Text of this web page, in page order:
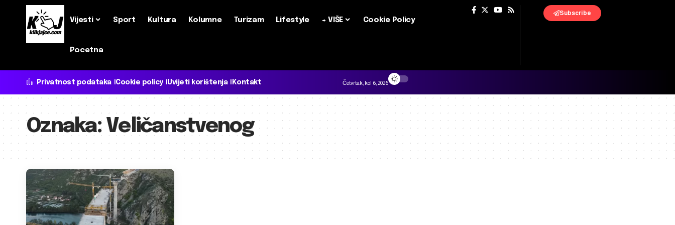
Vijesti Sport Kultura Kolumne Turizam Lifestyle + VIŠE Cookie Policy
Pocetna
Subscribe
Privatnost podataka Cookie policy Uvijeti korištenja Kontakt Četvrtak, kol 6, 2026
Oznaka: Veličanstvenog